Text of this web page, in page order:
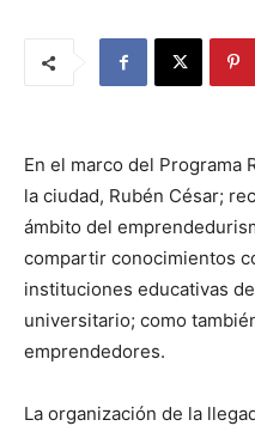
En el marco del Programa
la ciudad, Rubén César;
ámbito del
compartir conocimientos
instituciones educativas
universitario; como
emprendedores.
La organización de la